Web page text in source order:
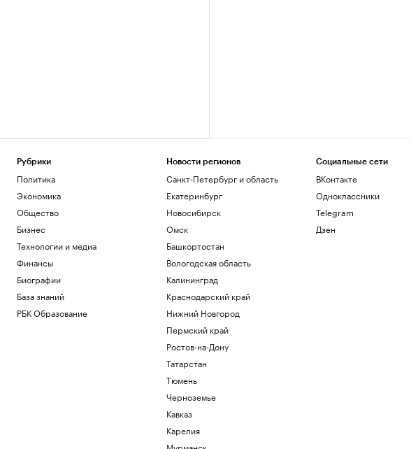
Рубрики
Политика
Экономика
Общество
Бизнес
Технологии и медиа
Финансы
Биографии
База знаний
РБК Образование
Новости регионов
Санкт-Петербург и область
Екатеринбург
Новосибирск
Омск
Башкортостан
Вологодская область
Калининград
Краснодарский край
Нижний Новгород
Пермский край
Ростов-на-Дону
Татарстан
Тюмень
Черноземье
Кавказ
Карелия
Социальные сети
ВКонтакте
Одноклассники
Telegram
Дзен